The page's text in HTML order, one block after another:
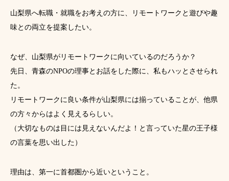
山梨県へ転職・就職をお考えの方に、リモートワークと遊びや趣
味との両立を提案したい。
なぜ、山梨県がリモートワークに向いているのだろうか？
先日、青森のNPOの理事とお話をした際に、私もハッとさせられ
た。
リモートワークに良い条件が山梨県には揃っていることが、他県
の方々からはよく見えるらしい。
（大切なものは目には見えないんだよ！と言っていた星の王子様
の言葉を思い出した）
理由は、第一に首都圏から近いということ。